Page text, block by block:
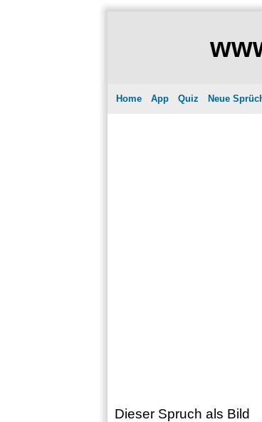
Home App Quiz Neue
Dieser Spruch als Bild